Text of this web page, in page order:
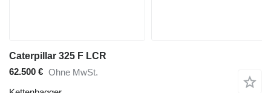
Caterpillar 325 F LCR
62.500 € Ohne MwSt.